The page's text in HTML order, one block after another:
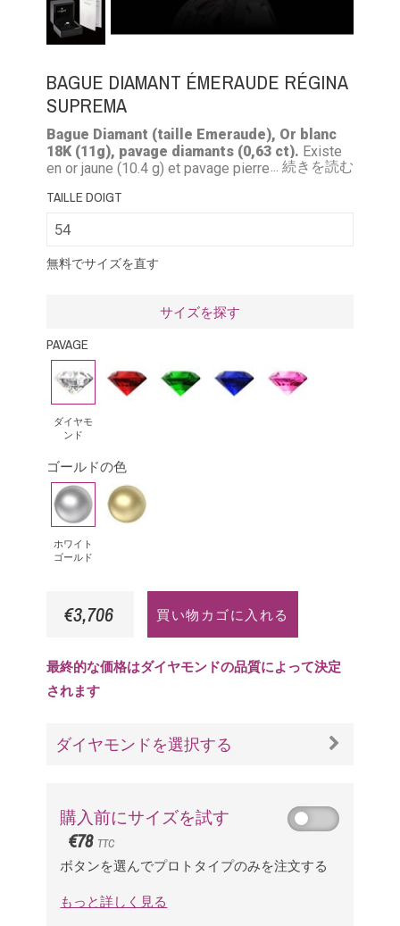
BAGUE DIAMANT ÉMERAUDE RÉGINA
SUPREMA
Bague Diamant (taille Emeraude), Or blanc
18K (11g), pavage diamants (0,63 ct). Existe
en or jaune (10.4 g) et pavage pierres précieuses
... 続きを読む
TAILLE DOIGT
無料でサイズを直す
サイズを探す
PAVAGE
ダ
ヤ
モ
ン
ド
ダイヤモ
ンド
ル
ビ
エ
メ
ブ
ル
ピ
ン
ゴールドの色
ホ
ワ
イ
ト
ー
ド
ホワイト
ゴールド
イ
エ
ー
ド
€3,706 買い物カゴに入れる
最終的な価格はダイヤモンドの品質によって決定
されます
ダイヤモンドを選択する
購入前にサイズを試す
€78 TTC
ボタンを選んでプロトタイプのみを注文する
もっと詳しく見る